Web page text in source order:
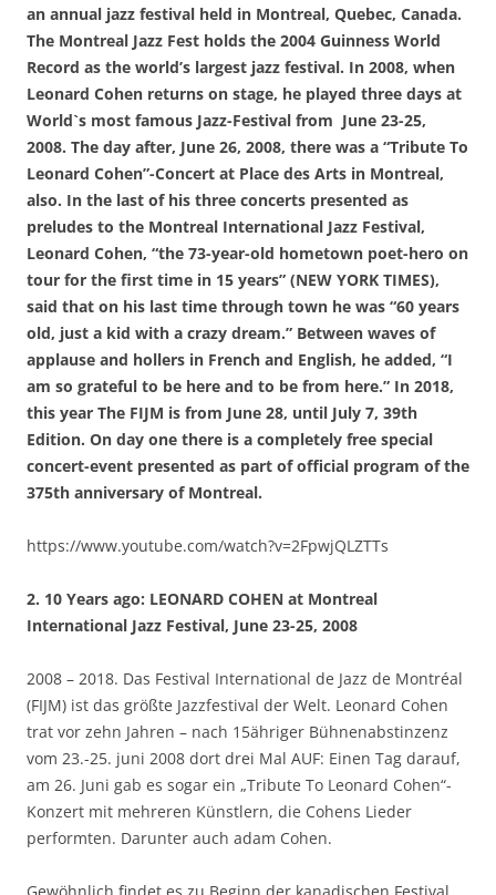
an annual jazz festival held in Montreal, Quebec, Canada.
The Montreal Jazz Fest holds the 2004 Guinness World
Record as the world’s largest jazz festival. In 2008, when
Leonard Cohen returns on stage, he played three days at
World`s most famous Jazz-Festival from June 23-25,
2008. The day after, June 26, 2008, there was a “Tribute To
Leonard Cohen”-Concert at Place des Arts in Montreal,
also. In the last of his three concerts presented as
preludes to the Montreal International Jazz Festival,
Leonard Cohen, “the 73-year-old hometown poet-hero on
tour for the first time in 15 years” (NEW YORK TIMES),
said that on his last time through town he was “60 years
old, just a kid with a crazy dream.” Between waves of
applause and hollers in French and English, he added, “I
am so grateful to be here and to be from here.” In 2018,
this year The FIJM is from June 28, until July 7, 39th
Edition. On day one there is a completely free special
concert-event presented as part of official program of the
375th anniversary of Montreal.
https://www.youtube.com/watch?v=2FpwjQLZTTs
2. 10 Years ago: LEONARD COHEN at Montreal
International Jazz Festival, June 23-25, 2008
2008 – 2018. Das Festival International de Jazz de Montréal
(FIJM) ist das größte Jazzfestival der Welt. Leonard Cohen
trat vor zehn Jahren – nach 15ähriger Bühnenabstinzenz
vom 23.-25. juni 2008 dort drei Mal AUF: Einen Tag darauf,
am 26. Juni gab es sogar ein „Tribute To Leonard Cohen“-
Konzert mit mehreren Künstlern, die Cohens Lieder
performten. Darunter auch adam Cohen.